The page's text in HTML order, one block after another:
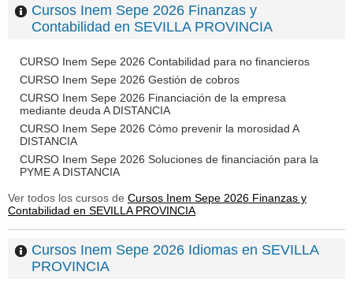
Cursos Inem Sepe 2026 Finanzas y
Contabilidad en SEVILLA PROVINCIA
CURSO Inem Sepe 2026 Contabilidad para no financieros
CURSO Inem Sepe 2026 Gestión de cobros
CURSO Inem Sepe 2026 Financiación de la empresa
mediante deuda A DISTANCIA
CURSO Inem Sepe 2026 Cómo prevenir la morosidad A
DISTANCIA
CURSO Inem Sepe 2026 Soluciones de financiación para la
PYME A DISTANCIA
Ver todos los cursos de Cursos Inem Sepe 2026 Finanzas y
Contabilidad en SEVILLA PROVINCIA
Cursos Inem Sepe 2026 Idiomas en SEVILLA
PROVINCIA